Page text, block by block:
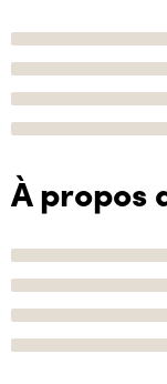
À propos